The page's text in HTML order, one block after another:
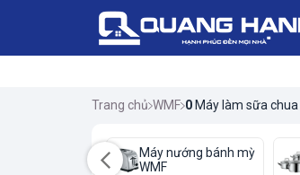
Trang chủ WMF 0 Máy làm sữa chua
Máy nướng bánh mỳ
WMF